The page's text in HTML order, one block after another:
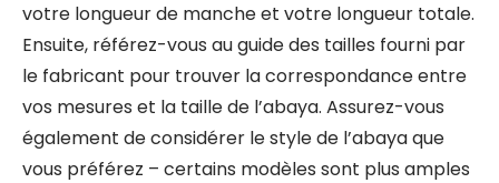
votre longueur de manche et votre longueur totale.
Ensuite, référez-vous au guide des tailles fourni par
le fabricant pour trouver la correspondance entre
vos mesures et la taille de l’abaya. Assurez-vous
également de considérer le style de l’abaya que
vous préférez – certains modèles sont plus amples